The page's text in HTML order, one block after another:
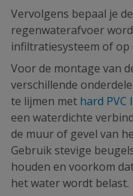
Vervolgens bepaal je
regenwaterafvoer
infiltratiesysteem of op
Voor de montage van
verschillende
te lijmen met hard PVC
een waterdichte
de muur of gevel van
Gebruik stevige
houden en voorkom
het water wordt belast.